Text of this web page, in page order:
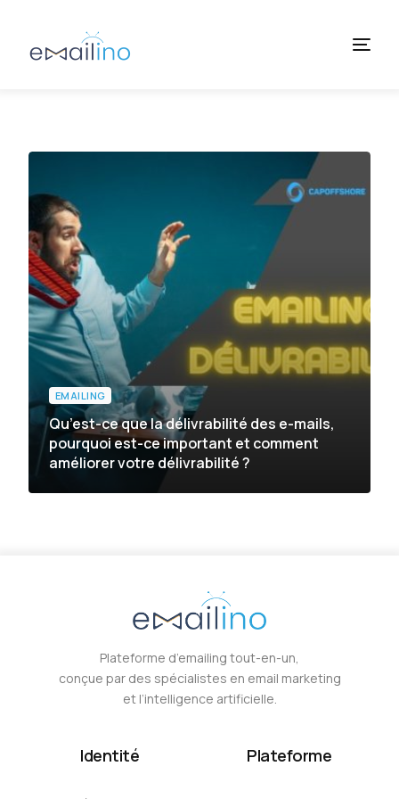
EMAILING
Qu’est-ce que la délivrabilité des e-mails,
pourquoi est-ce important et comment
améliorer votre délivrabilité ?
Plateforme d’emailing tout-en-un,
conçue par des spécialistes en email marketing
et l’intelligence artificielle.
Identité Plateforme
Services
Tarifs
Learn
Contact